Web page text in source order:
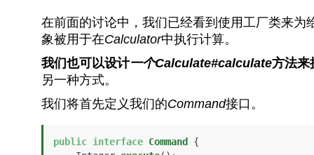
在前面的讨论中，我们已经看到使用工厂类来
象被用于在Calculator中执行计算。
我们也可以设计一个Calculate#calculate方法来
另一种方式。
我们将首先定义我们的Command接口。
public interface Command
{